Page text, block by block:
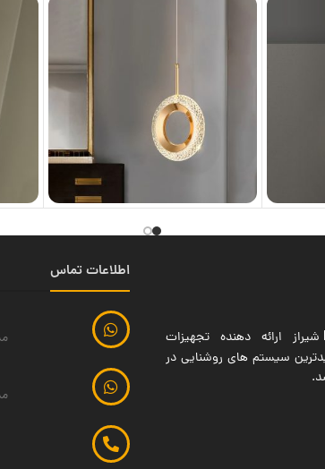
شیراز ارائه دهنده تجهیزات
سیستم های روشنایی در
اطلاعات تماس